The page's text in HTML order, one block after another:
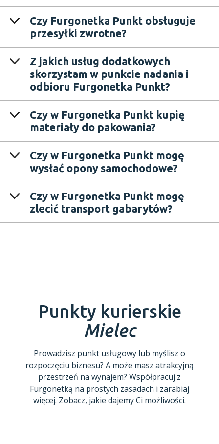
Czy Furgonetka Punkt obsługuje
przesyłki zwrotne?
Z jakich usług dodatkowych
skorzystam w punkcie nadania i
odbioru Furgonetka Punkt?
Czy w Furgonetka Punkt kupię
materiały do pakowania?
Czy w Furgonetka Punkt mogę
wysłać opony samochodowe?
Czy w Furgonetka Punkt mogę
zlecić transport gabarytów?
Punkty kurierskie
Mielec
Prowadzisz punkt usługowy lub myślisz o
rozpoczęciu biznesu? A może masz atrakcyjną
przestrzeń na wynajem? Współpracuj z
Furgonetką na prostych zasadach i zarabiaj
więcej. Zobacz, jakie dajemy Ci możliwości.